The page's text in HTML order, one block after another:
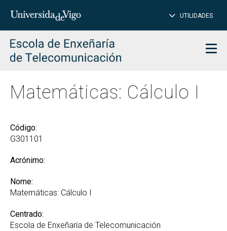
Introduce
para
buscar
UTILIDADES
Matemáticas: Cálculo I
Código:
G301101
Acrónimo:
Nome:
Matemáticas: Cálculo I
Centrado:
Escola de Enxeñaría de Telecomunicación